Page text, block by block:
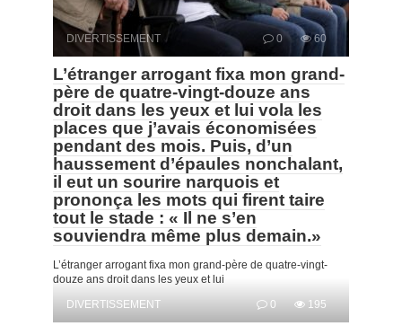
DIVERTISSEMENT 0 60
L’étranger arrogant fixa mon grand-
père de quatre-vingt-douze ans
droit dans les yeux et lui vola les
places que j’avais économisées
pendant des mois. Puis, d’un
haussement d’épaules nonchalant,
il eut un sourire narquois et
prononça les mots qui firent taire
tout le stade : « Il ne s’en
souviendra même plus demain.»
L’étranger arrogant fixa mon grand-père de quatre-vingt-
douze ans droit dans les yeux et lui
DIVERTISSEMENT
0 195